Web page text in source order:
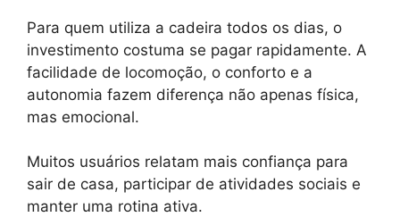
Para quem utiliza a cadeira todos os dias, o
investimento costuma se pagar rapidamente. A
facilidade de locomoção, o conforto e a
autonomia fazem diferença não apenas física,
mas emocional.
Muitos usuários relatam mais confiança para
sair de casa, participar de atividades sociais e
manter uma rotina ativa.